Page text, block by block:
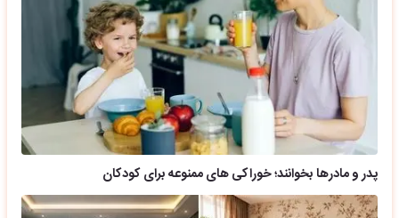
پدر و مادرها بخوانند؛ خوراکی های ممنوعه برای کودکان